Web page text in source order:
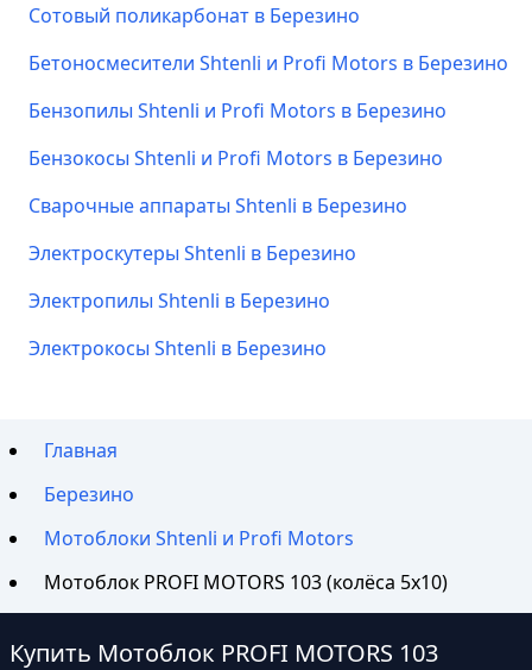
Сотовый поликарбонат в Березино
Бетоносмесители Shtenli и Profi Motors в Березино
Бензопилы Shtenli и Profi Motors в Березино
Бензокосы Shtenli и Profi Motors в Березино
Сварочные аппараты Shtenli в Березино
Электроскутеры Shtenli в Березино
Электропилы Shtenli в Березино
Электрокосы Shtenli в Березино
Главная
Березино
Мотоблоки Shtenli и Profi Motors
Мотоблок PROFI MOTORS 103 (колёса 5х10)
Купить Мотоблок PROFI MOTORS 103